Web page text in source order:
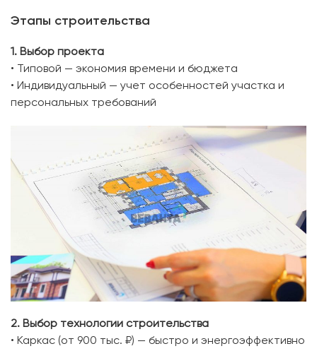
Этапы строительства
1. Выбор проекта
• Типовой — экономия времени и бюджета
• Индивидуальный — учет особенностей участка и
персональных требований
2. Выбор технологии строительства
• Каркас (от 900 тыс. ₽) — быстро и энергоэффективно